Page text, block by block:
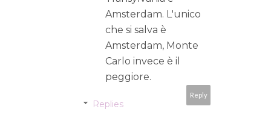
Amsterdam. L'unico
che si salva è
Amsterdam, Monte
Carlo invece è il
peggiore.
Reply
Replies